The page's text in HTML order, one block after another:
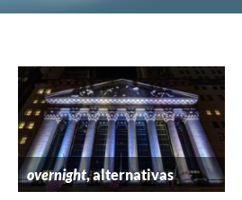
overnight, alternativas